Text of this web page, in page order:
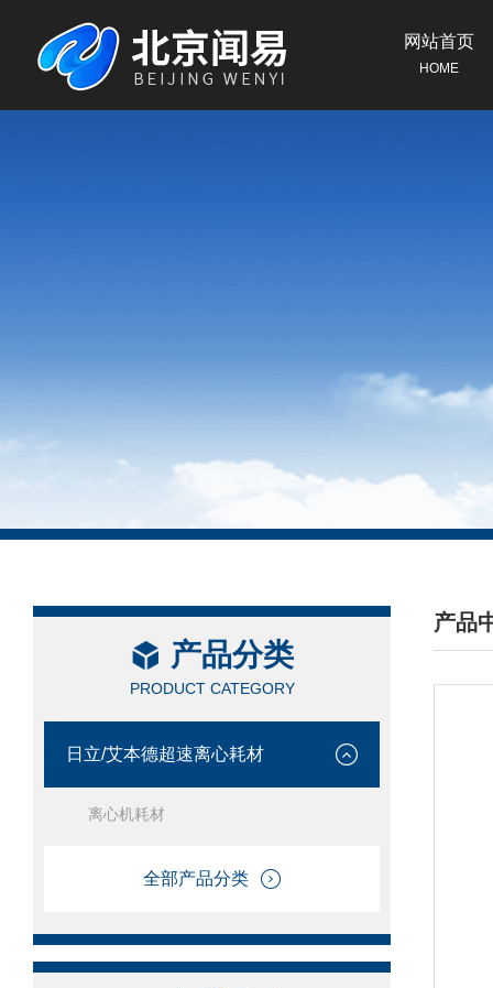
网站首页
HOME
产品分类
PRODUCT CATEGORY
日立/艾本德超速离心耗材
离心机耗材
全部产品分类
产品
/